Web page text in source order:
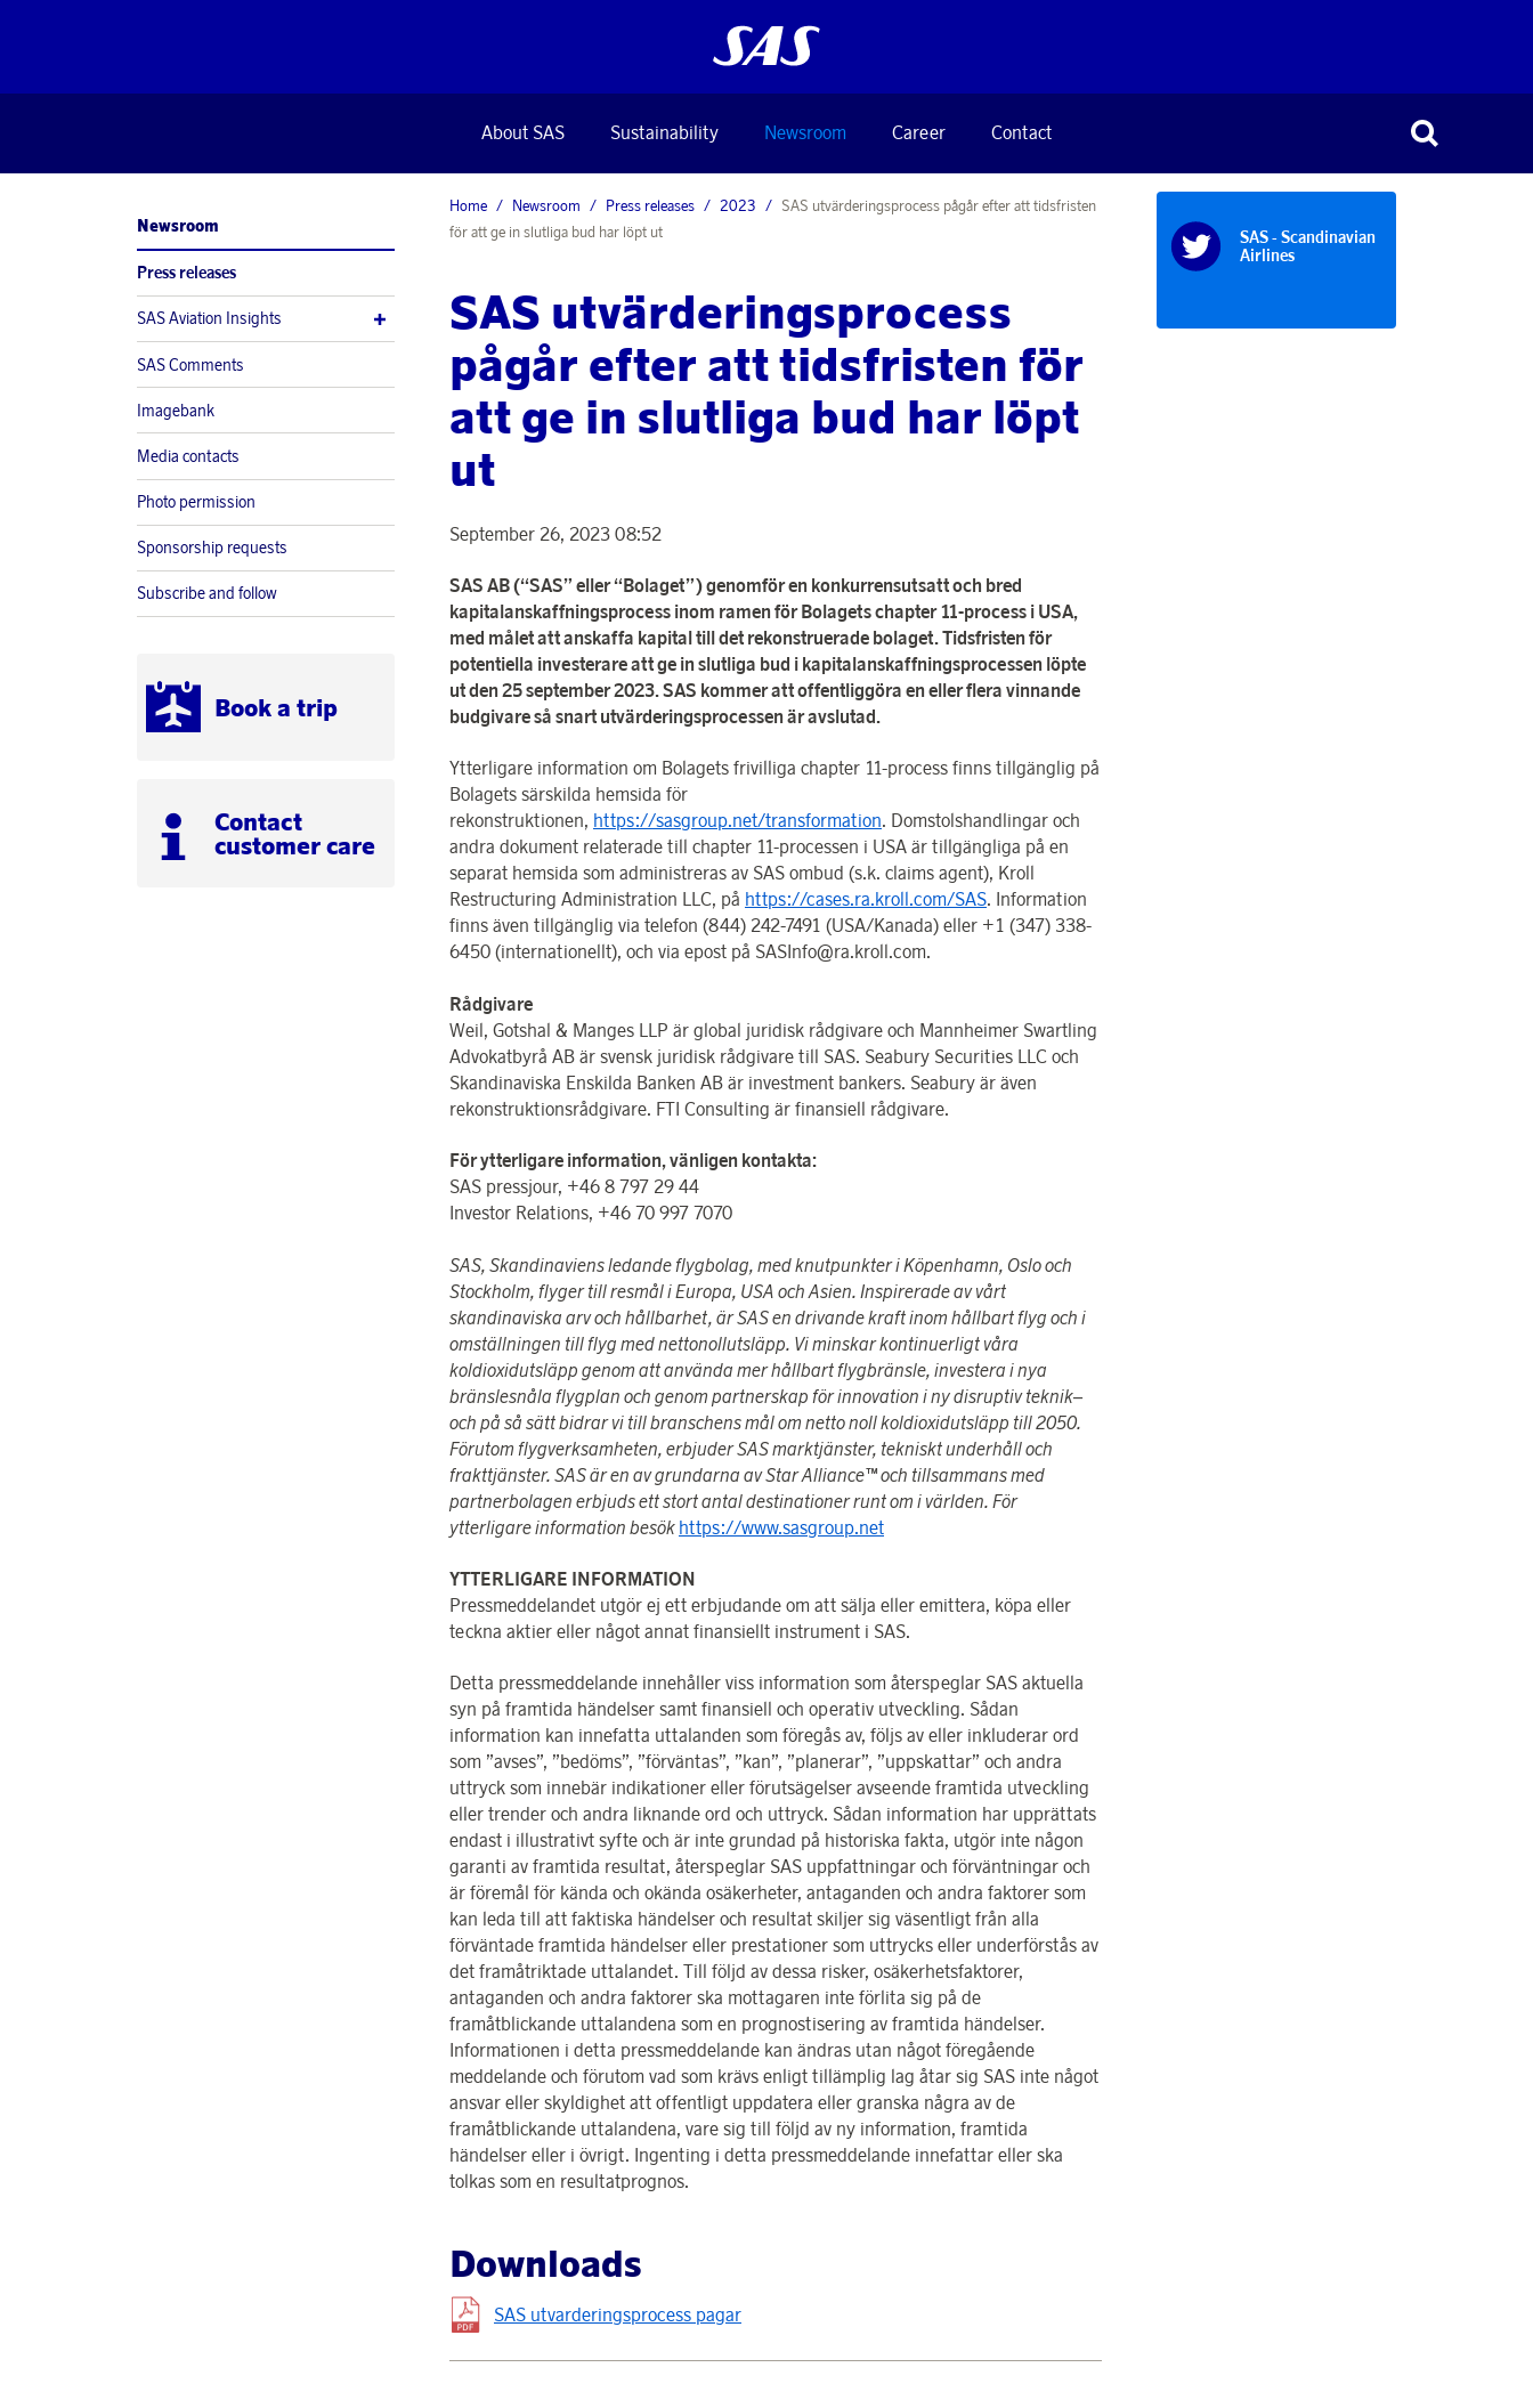
About SAS Sustainability Newsroom Career Contact
Newsroom
Press releases
SAS Aviation Insights
SAS Comments
Imagebank
Media contacts
Photo permission
Sponsorship requests
Subscribe and follow
Book a trip
Contact
customer care
Home Newsroom Press releases 2023
SAS utvärderingsprocess pågår efter att tidsfristen
för att ge in slutliga bud har löpt ut
SAS utvärderingsprocess
pågår efter att tidsfristen för
att ge in slutliga bud har löpt
ut
September 26, 2023 08:52
SAS AB (“SAS” eller “Bolaget”) genomför en konkurrensutsatt och bred
kapitalanskaffningsprocess inom ramen för Bolagets chapter 11-process i USA,
med målet att anskaffa kapital till det rekonstruerade bolaget. Tidsfristen för
potentiella investerare att ge in slutliga bud i kapitalanskaffningsprocessen löpte
ut den 25 september 2023. SAS kommer att offentliggöra en eller flera vinnande
budgivare så snart utvärderingsprocessen är avslutad.
Ytterligare information om Bolagets frivilliga chapter 11-process finns tillgänglig på
Bolagets särskilda hemsida för
rekonstruktionen, https://sasgroup.net/transformation. Domstolshandlingar och
andra dokument relaterade till chapter 11-processen i USA är tillgängliga på en
separat hemsida som administreras av SAS ombud (s.k. claims agent), Kroll
Restructuring Administration LLC, på https://cases.ra.kroll.com/SAS. Information
finns även tillgänglig via telefon (844) 242-7491 (USA/Kanada) eller +1 (347) 338-
6450 (internationellt), och via epost på SASInfo@ra.kroll.com.
Rådgivare
Weil, Gotshal & Manges LLP är global juridisk rådgivare och Mannheimer Swartling
Advokatbyrå AB är svensk juridisk rådgivare till SAS. Seabury Securities LLC och
Skandinaviska Enskilda Banken AB är investment bankers. Seabury är även
rekonstruktions­rådgivare. FTI Consulting är finansiell rådgivare.
För ytterligare information, vänligen kontakta:
SAS pressjour, +46 8 797 29 44
Investor Relations, +46 70 997 7070
SAS, Skandinaviens ledande flygbolag, med knutpunkter i Köpenhamn, Oslo och
Stockholm, flyger till resmål i Europa, USA och Asien. Inspirerade av vårt
skandinaviska arv och hållbarhet, ärSAS en drivande kraft inom hållbart flyg och i
omställningen till flyg med nettonollutsläpp. Vi minskar kontinuerligt våra
koldioxidutsläpp genom att använda mer hållbart flygbränsle, investera i nya
bränslesnåla flygplan och genom partnerskap för innovation i ny disruptiv teknik–
och på så sätt bidrar vi till branschens mål om netto noll koldioxidutsläpp till 2050.
Förutom flygverksamheten, erbjuder SAS marktjänster, tekniskt underhåll och
frakttjänster. SAS är en av grundarna av Star Alliance™ och tillsammans med
partnerbolagen erbjuds ett stort antal destinationer runt om i världen. För
ytterligare information besök https://www.sasgroup.net
YTTERLIGARE INFORMATION
Pressmeddelandet utgör ej ett erbjudande om att sälja eller emittera, köpa eller
teckna aktier eller något annat finansiellt instrument i SAS.
Detta pressmeddelande innehåller viss information som återspeglar SAS aktuella
syn på framtida händelser samt finansiell och operativ utveckling. Sådan
information kan innefatta uttalanden som föregås av, följs av eller inkluderar ord
som ”avses”, ”bedöms”, ”förväntas”, ”kan”, ”planerar”, ”uppskattar” och andra
uttryck som innebär indikationer eller förutsägelser avseende framtida utveckling
eller trender och andra liknande ord och uttryck. Sådan information har upprättats
endast i illustrativt syfte och är inte grundad på historiska fakta, utgör inte någon
garanti av framtida resultat, återspeglar SAS uppfattningar och förväntningar och
är föremål för kända och okända osäkerheter, antaganden och andra faktorer som
kan leda till att faktiska händelser och resultat skiljer sig väsentligt från alla
förväntade framtida händelser eller prestationer som uttrycks eller underförstås av
det framåtriktade uttalandet. Till följd av dessa risker, osäkerhetsfaktorer,
antaganden och andra faktorer ska mottagaren inte förlita sig på de
framåtblickande uttalandena som en prognostisering av framtida händelser.
Informationen i detta pressmeddelande kan ändras utan något föregående
meddelande och förutom vad som krävs enligt tillämplig lag åtar sig SAS inte något
ansvar eller skyldighet att offentligt uppdatera eller granska några av de
framåtblickande uttalandena, vare sig till följd av ny information, framtida
händelser eller i övrigt. Ingenting i detta pressmeddelande innefattar eller ska
tolkas som en resultatprognos.
Downloads
SAS utvarderingsprocess pagar
SAS - Scandinavian
Airlines